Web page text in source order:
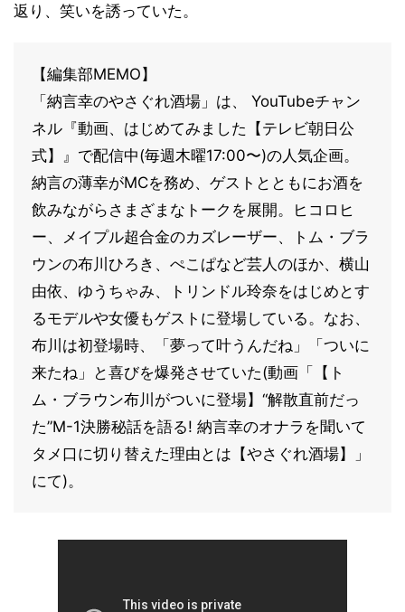
返り、笑いを誘っていた。
【編集部MEMO】
「納言幸のやさぐれ酒場」は、 YouTubeチャン
ネル『動画、はじめてみました【テレビ朝日公
式】』で配信中(毎週木曜17:00〜)の人気企画。
納言の薄幸がMCを務め、ゲストとともにお酒を
飲みながらさまざまなトークを展開。ヒコロヒ
ー、メイプル超合金のカズレーザー、トム・ブラ
ウンの布川ひろき、ぺこぱなど芸人のほか、横山
由依、ゆうちゃみ、トリンドル玲奈をはじめとす
るモデルや女優もゲストに登場している。なお、
布川は初登場時、「夢って叶うんだね」「ついに
来たね」と喜びを爆発させていた(動画「【ト
ム・ブラウン布川がついに登場】“解散直前だっ
た”M-1決勝秘話を語る! 納言幸のオナラを聞いて
タメ口に切り替えた理由とは【やさぐれ酒場】」
にて)。